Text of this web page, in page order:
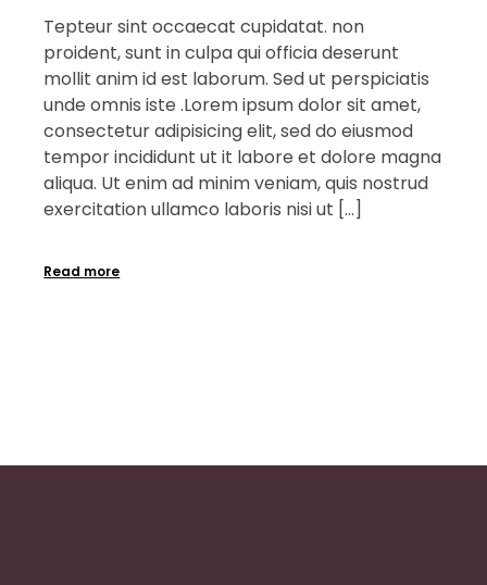
Tepteur sint occaecat cupidatat. non
proident, sunt in culpa qui officia deserunt
mollit anim id est laborum. Sed ut perspiciatis
unde omnis iste .Lorem ipsum dolor sit amet,
consectetur adipisicing elit, sed do eiusmod
tempor incididunt ut it labore et dolore magna
aliqua. Ut enim ad minim veniam, quis nostrud
exercitation ullamco laboris nisi ut […]
Read more